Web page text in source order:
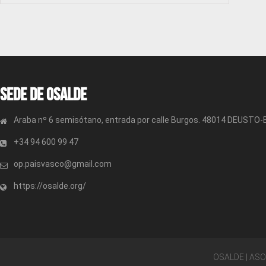
Sede de OSALDE
Araba nº 6 semisótano, entrada por calle Burgos. 48014 DEUSTO-
+34 94 600 99 47
op.paisvasco@gmail.com
https://osalde.org/
OSALDE |